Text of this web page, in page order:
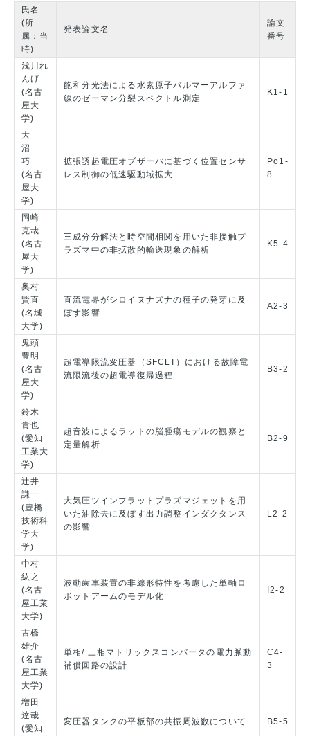
氏名
(所
属：当
時)
発表論文名
論文
番号
浅川れ
んげ
(名古
屋大
学)
飽和分光法による水素原子バルマーアルファ
線のゼーマン分裂スペクトル測定
K1-1
大
沼
巧
(名古
屋大
学)
拡張誘起電圧オブザーバに基づく位置センサ
レス制御の低速駆動域拡大
Po1-
8
岡崎
克哉
(名古
屋大
学)
三成分分解法と時空間相関を用いた非接触プ
ラズマ中の非拡散的輸送現象の解析
K5-4
奥村
賢直
(名城
大学)
直流電界がシロイヌナズナの種子の発芽に及
ぼす影響
A2-3
鬼頭
豊明
(名古
屋大
学)
超電導限流変圧器（SFCLT）における故障電
流限流後の超電導復帰過程
B3-2
鈴木
貴也
(愛知
工業大
学)
超音波によるラットの脳腫瘍モデルの観察と
定量解析
B2-9
辻井
謙一
(豊橋
技術科
学大
学)
大気圧ツインフラットプラズマジェットを用
いた油除去に及ぼす出力調整インダクタンス
の影響
L2-2
中村
紘之
(名古
屋工業
大学)
波動歯車装置の非線形特性を考慮した単軸ロ
ボットアームのモデル化
I2-2
古橋
雄介
(名古
屋工業
大学)
単相/ 三相マトリックスコンバータの電力脈動
補償回路の設計
C4-
3
増田
達哉
(愛知
変圧器タンクの平板部の共振周波数について B5-5